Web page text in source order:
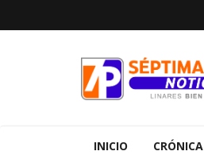
INICIO CRÓNICA